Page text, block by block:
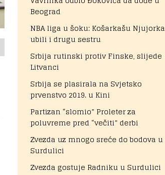
Beograd
NBA liga u šoku: Košarkašu Njujorka
ubili i drugu sestru
Srbija rutinski protiv Finske, slijede
Litvanci
Srbija se plasirala na Svjetsko
prvenstvo 2019. u Kini
Partizan “slomio” Proleter za
poluvreme pred “večiti” derbi
Zvezda uz mnogo sreće do bodova u
Surdulici
Zvezda gostuje Radniku u Surdulici